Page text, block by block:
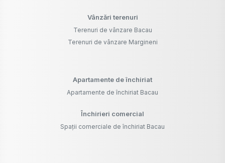
Vânzări terenuri
Terenuri de vânzare Bacau
Terenuri de vânzare Margineni
Apartamente de închiriat
Apartamente de închiriat Bacau
Închirieri comercial
Spații comerciale de închiriat Bacau